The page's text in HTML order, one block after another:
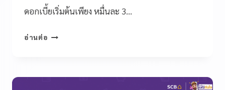
ดอกเบี้ยเริ่มต้นเพียง หมื่นละ 3…
อ่านต่อ